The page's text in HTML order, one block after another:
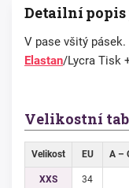
Detailní
V pase všitý pásek.
Elastan/Lycra Tisk
Velikostní
Velikost EU A –
XXS 34